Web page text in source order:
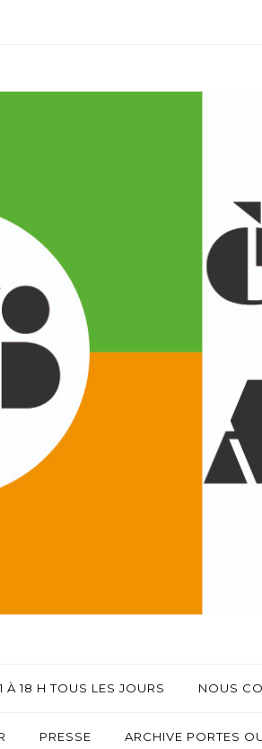
À 18 H TOUS LES JOURS NOUS
PRESSE ARCHIVE PORTES